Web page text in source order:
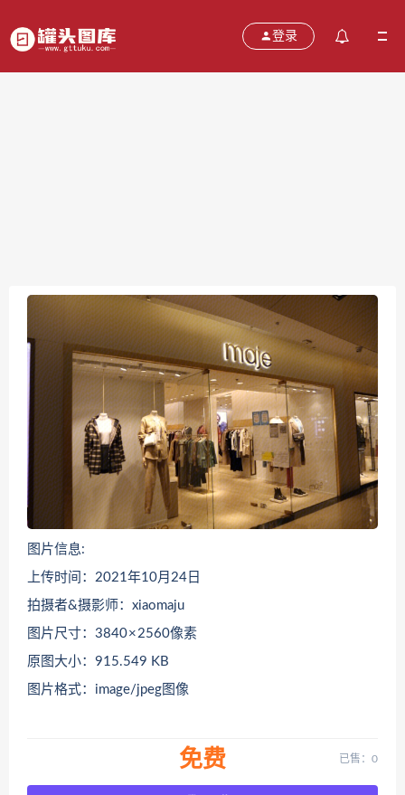
登录
图片信息:
上传时间：2021年10月24日
拍摄者&摄影师：xiaomaju
图片尺寸：3840 × 2560像素
原图大小：915.549 KB
图片格式：image/jpeg图像
免费 已售：0